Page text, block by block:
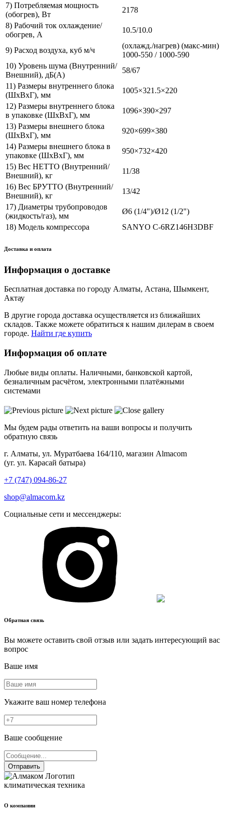
7) Потребляемая мощность
(обогрев), Вт
2178
8) Рабочий ток охлаждение/
обогрев, А
10.5/10.0
9) Расход воздуха, куб м/ч
(охлажд./нагрев) (макс-мин)
1000-550 / 1000-590
10) Уровень шума (Внутренний/
Внешний), дБ(А)
58/67
11) Размеры внутреннего блока
(ШхВхГ), мм
1005×321.5×220
12) Размеры внутреннего блока
в упаковке (ШхВхГ), мм
1096×390×297
13) Размеры внешнего блока
(ШхВхГ), мм
920×699×380
14) Размеры внешнего блока в
упаковке (ШхВхГ), мм
950×732×420
15) Вес НЕТТО (Внутренний/
Внешний), кг
11/38
16) Вес БРУТТО (Внутренний/
Внешний), кг
13/42
17) Диаметры трубопроводов
(жидкость/газ), мм
Ø6 (1/4")/Ø12 (1/2")
18) Модель компрессора
SANYO C-6RZ146H3DBF
Доставка и оплата
Информация о доставке
Бесплатная доставка по городу Алматы, Астана, Шымкент,
Актау
В другие города доставка осуществляется из ближайших
складов. Также можете обратиться к нашим дилерам в своем
городе. Найти где купить
Информация об оплате
Любые виды оплаты. Наличными, банковской картой,
безналичным расчётом, электронными платёжными
системами
Мы будем рады ответить на ваши вопросы и получить
обратную связь
г. Алматы, ул. Муратбаева 164/110, магазин Almacom
(уг. ул. Карасай батыра)
+7 (747) 094-86-27
shop@almacom.kz
Социальные сети и мессенджеры:
Обратная связь
Вы можете оставить свой отзыв или задать интересующий вас
вопрос
Ваше имя
Укажите ваш номер телефона
Ваше сообщение
Отправить
климатическая техника
О компании